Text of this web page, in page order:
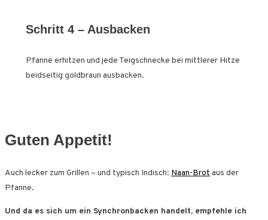
Schritt 4 – Ausbacken
Pfanne erhitzen und jede Teigschnecke bei mittlerer Hitze
beidseitig goldbraun ausbacken.
Guten Appetit!
Auch lecker zum Grillen – und typisch Indisch: Naan-Brot aus der
Pfanne.
Und da es sich um ein Synchronbacken handelt, empfehle ich